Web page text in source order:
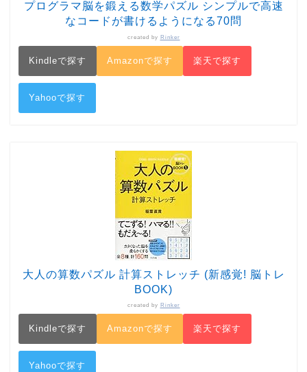
プログラマ脳を鍛える数学パズル シンプルで高速
なコードが書けるようになる70問
created by Rinker
Kindleで探す Amazonで探す 楽天で探す
Yahooで探す
大人の算数パズル 計算ストレッチ (新感覚! 脳トレ
BOOK)
created by Rinker
Kindleで探す Amazonで探す 楽天で探す
Yahooで探す